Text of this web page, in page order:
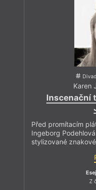
Karen
Inscenační
Před promítacím
Ingeborg
stylizované
Z